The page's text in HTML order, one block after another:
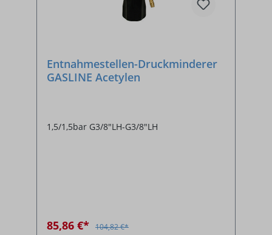
Entnahmestellen-Druckminderer
GASLINE Acetylen
1,5/1,5bar G3/8"LH-G3/8"LH
85,86 €* 104,82 €*